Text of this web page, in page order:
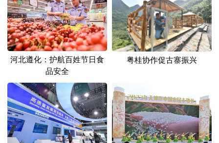
山东 河南 湖北 湖南
广东 广西 海南 重庆
四川 贵州 云南 西藏
新疆 内蒙古
多语种频道
河北遵化：护航百姓节日食
品安全
粤桂协作促古寨振兴